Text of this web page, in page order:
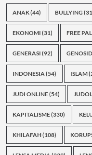
ANAK(44) BULLYING
EKONOMI (31) FREE
GENERASI (92)
INDONESIA(54) ISLAM
JUDI ONLINE(54) JUDOL
KAPITALISME(330)
KHILAFAH(108)